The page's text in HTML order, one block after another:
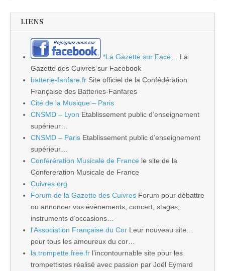
LIENS
*La Gazette sur Face…
La
Gazette des Cuivres sur Facebook
batterie-fanfare.fr Site officiel de la Confédération
Française des Batteries-Fanfares
Cité de la Musique – Paris
CNSMD – Lyon Etablissement public d’enseignement
supérieur…
CNSMD – Paris Etablissement public d’enseignement
supérieur…
Conférération Musicale de France le site de la
Confereration Musicale de France
Cuivres.org
Forum de la Gazette des Cuivres Forum pour débattre
ou annoncer vos évènements, concert, stages,
instruments d’occasions…
l'Association Française du Cor Leur nouveau site…
pour tous les amoureux du cor…
la.trompette.free.fr l’incontournable site pour les
trompettistes réalisé avec passion par Joël Eymard